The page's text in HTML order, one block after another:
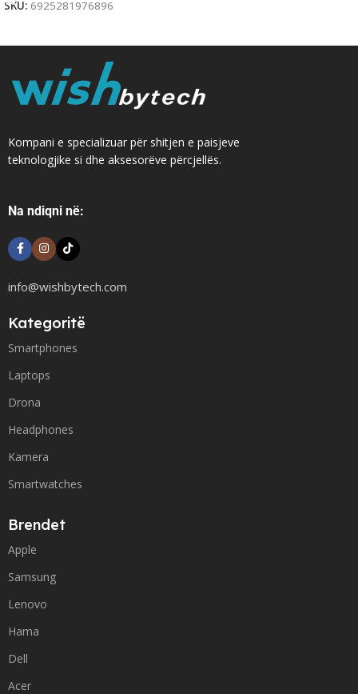
SKU: 6925281976896
Kompani e specializuar për shitjen e paisjeve
teknologjike si dhe aksesorëve përcjellës.
Na ndiqni në:
info@wishbytech.com
Kategoritë
Smartphones
Laptops
Drona
Headphones
Kamera
Smartwatches
Brendet
Apple
Samsung
Lenovo
Hama
Dell
Acer